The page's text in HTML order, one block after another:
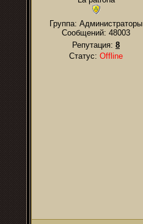
Группа: Администраторы
Сообщений: 48003
Репутация: 8
Статус: Offline